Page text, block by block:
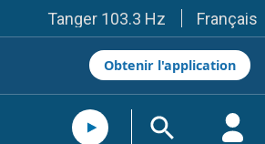
Tanger 103.3 Hz
Tétouan 87.8 Hz
Fès 98.8 Hz
Meknès 97.2 Hz
El Jadida 97.3
Settat 104,6
Chefchaouen 106.4
Français
Obtenir l'application